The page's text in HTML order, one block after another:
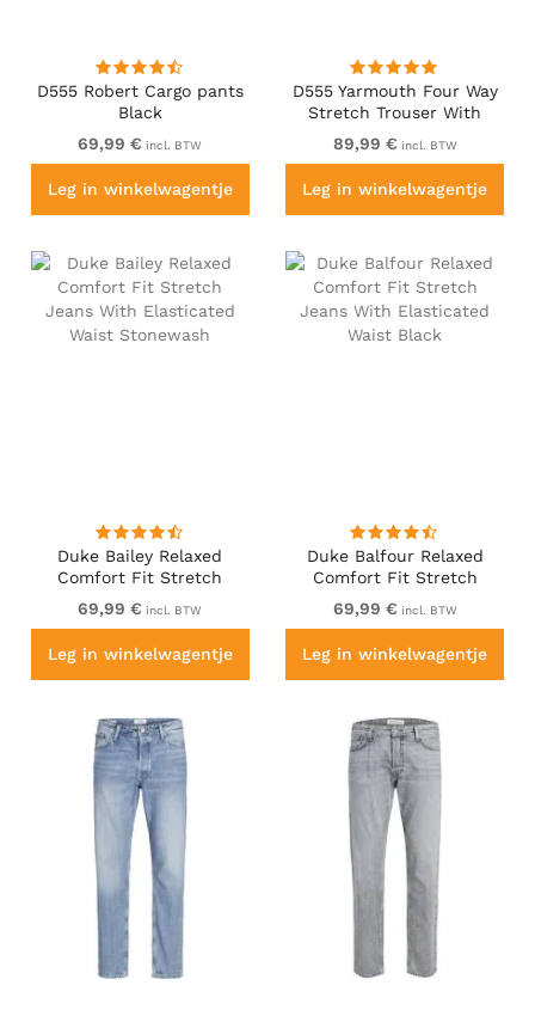
D555 Robert Cargo pants
Black
69,99 € incl. BTW
Leg in winkelwagentje
D555 Yarmouth Four Way
Stretch Trouser With
Flexible Waistband Black
89,99 € incl. BTW
Leg in winkelwagentje
Duke Bailey Relaxed
Comfort Fit Stretch
Jeans With Elasticated
Waist Stonewash
69,99 € incl. BTW
Leg in winkelwagentje
Duke Balfour Relaxed
Comfort Fit Stretch
Jeans With Elasticated
Waist Black
69,99 € incl. BTW
Leg in winkelwagentje